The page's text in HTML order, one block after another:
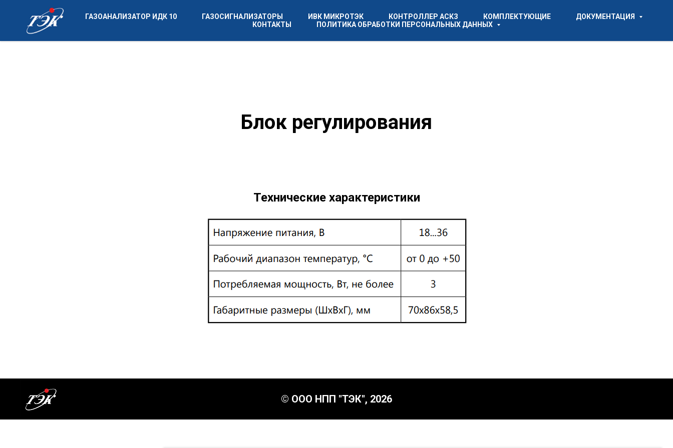
ГАЗОАНАЛИЗАТОР ИДК 10 ГАЗОСИГНАЛИЗАТОРЫ ИВК МИКРОТЭК КОНТРОЛЛЕР АСКЗ КОМПЛЕКТУЮЩИЕ
ДОКУМЕНТАЦИЯ
КОНТАКТЫ
ПОЛИТИКА ОБРАБОТКИ ПЕРСОНАЛЬНЫХ ДАННЫХ
Блок регулирования
Технические характеристики
© ООО НПП "ТЭК", 2026